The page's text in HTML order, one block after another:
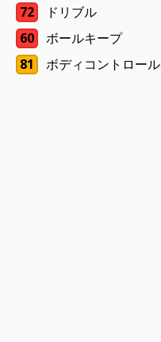
72
ドリブル
60
ボールキープ
81
ボディコントロール